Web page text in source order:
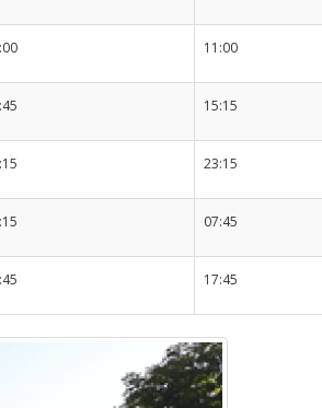
11:00
15:15
23:15
07:45
17:45